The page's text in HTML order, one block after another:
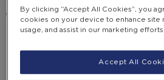
البحث
حنفية جالون ماء جامبو
By clicking “Accept All Cookies”, you
cookies on your device to enhance site
usage, and assist in our marketing efforts.
Accept All